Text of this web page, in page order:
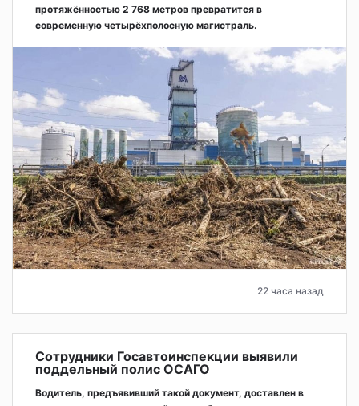
протяжённостью 2 768 метров превратится в
современную четырёхполосную магистраль.
22 часа назад
Сотрудники Госавтоинспекции выявили
поддельный полис ОСАГО
Водитель, предъявивший такой документ, доставлен в